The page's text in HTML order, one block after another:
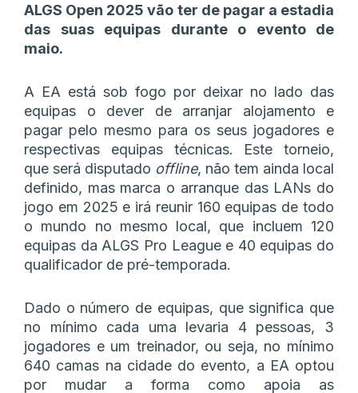
ALGS Open 2025 vão ter de pagar a estadia
das suas equipas durante o evento de
maio.
A EA está sob fogo por deixar no lado das
equipas o dever de arranjar alojamento e
pagar pelo mesmo para os seus jogadores e
respectivas equipas técnicas. Este torneio,
que será disputado offline, não tem ainda local
definido, mas marca o arranque das LANs do
jogo em 2025 e irá reunir 160 equipas de todo
o mundo no mesmo local, que incluem 120
equipas da ALGS Pro League e 40 equipas do
qualificador de pré-temporada.
Dado o número de equipas, que significa que
no mínimo cada uma levaria 4 pessoas, 3
jogadores e um treinador, ou seja, no mínimo
640 camas na cidade do evento, a EA optou
por mudar a forma como apoia as